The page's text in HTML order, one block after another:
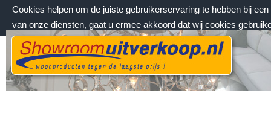
Cookies helpen om de juiste gebruikerservaring te hebben bij
van onze diensten, gaat u ermee akkoord dat wij cookies
zaterdag 8 augustus 2026, 03:27 uur
Welkom bij Showroomuitverkoop.nl